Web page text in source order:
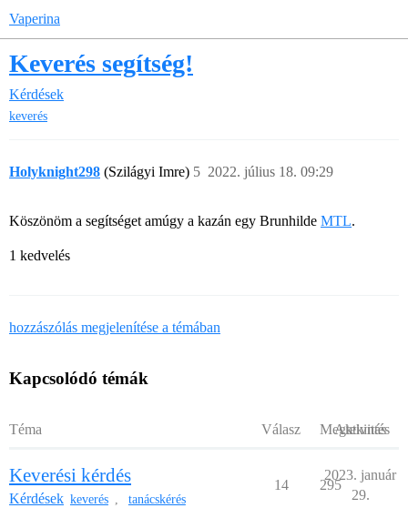
Vaperina
Keverés segítség!
Kérdések
keverés
Holyknight298 (Szilágyi Imre) 2022. július 18. 09:29
5
Köszönöm a segítséget amúgy a kazán egy Brunhilde MTL.
1 kedvelés
hozzászólás megjelenítése a témában
Kapcsolódó témák
Téma Válasz Megtekintés
Aktivitás
Keverési kérdés
Kérdések keverés , tanácskérés
14 295
2023. január
29.